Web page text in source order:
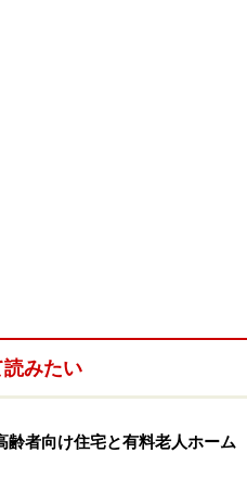
みたい
齢者向け住宅と有料老人ホーム